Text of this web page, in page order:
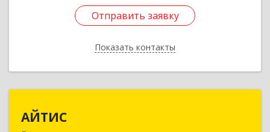
Отправить заявку
Показать контакты
Отправить заявку
Назад
АЙТИС